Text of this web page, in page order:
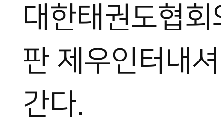
대한태권도협
판 제우인터내
간다.